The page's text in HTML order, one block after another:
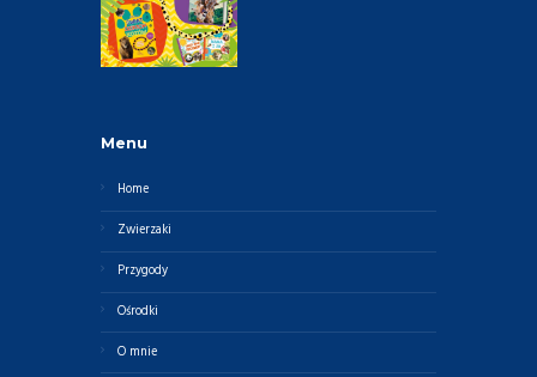
Menu
Home
Zwierzaki
Przygody
Ośrodki
O mnie